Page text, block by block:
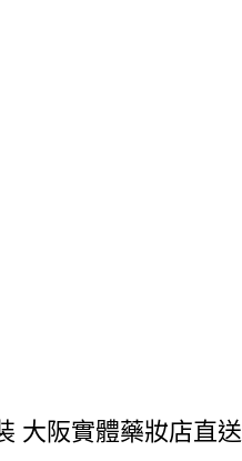
大阪實體藥妝店直送